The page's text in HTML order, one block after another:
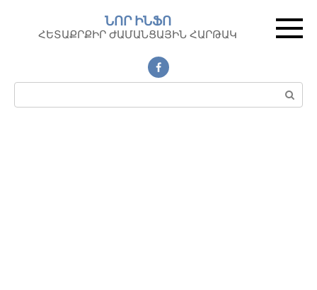
контенту
ՆՈՐ ԻՆՖՈ
ՀԵՏԱՔՐՔԻՐ ԺԱՄԱՆՑԱՅԻՆ ՀԱՐԹԱԿ
Поиск: